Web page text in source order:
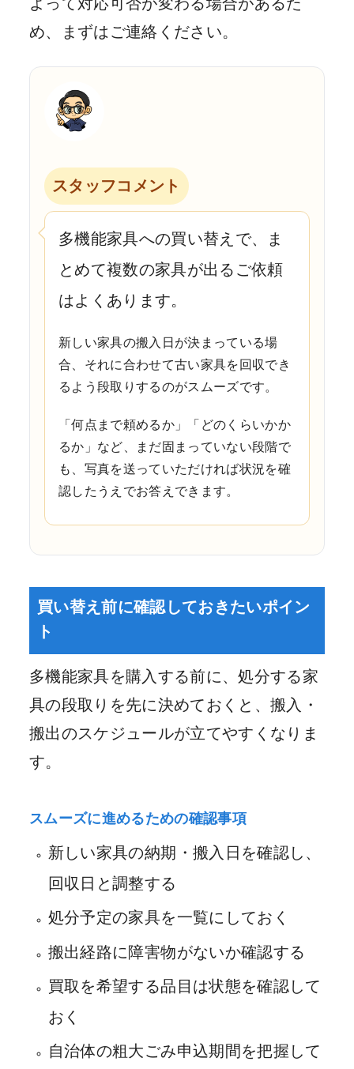
め、まずはご連絡ください。
スタッフコメント
多機能家具への買い替えで、ま
とめて複数の家具が出るご依頼
はよくあります。
新しい家具の搬入日が決まっている場
合、それに合わせて古い家具を回収でき
るよう段取りするのがスムーズです。
「何点まで頼めるか」「どのくらいかか
るか」など、まだ固まっていない段階で
も、写真を送っていただければ状況を確
認したうえでお答えできます。
買い替え前に確認しておきたいポイン
ト
多機能家具を購入する前に、処分する家
具の段取りを先に決めておくと、搬入・
搬出のスケジュールが立てやすくなりま
す。
スムーズに進めるための確認事項
新しい家具の納期・搬入日を確認し、
回収日と調整する
処分予定の家具を一覧にしておく
搬出経路に障害物がないか確認する
買取を希望する品目は状態を確認して
おく
自治体の粗大ごみ申込期間を把握して